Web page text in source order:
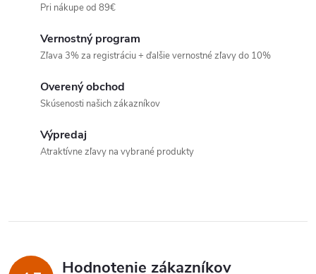
p
Pri nákupe od 89€
Vernostný program
Zľava 3% za registráciu + ďalšie vernostné zľavy do 10%
Overený obchod
Skúsenosti našich zákazníkov
Výpredaj
Atraktívne zľavy na vybrané produkty
Hodnotenie zákazníkov